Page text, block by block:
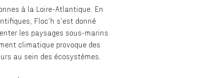
à la Loire-Atlantique. En
Floc’h s’est donné
les paysages sous-marins
climatique provoque des
au sein des écosystèmes.